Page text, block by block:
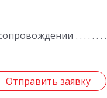
Отправить заявку
Отправить заявку